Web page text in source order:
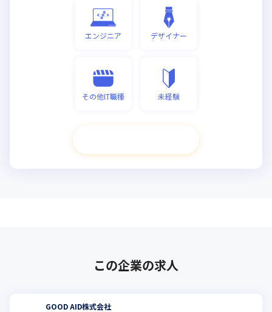
エンジニア デザイナー
その他IT職種 未経験
この企業の求人
GOOD AID株式会社